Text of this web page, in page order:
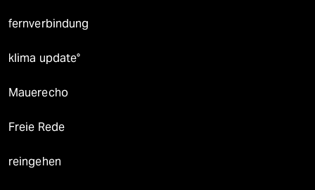
fernverbindung
klima update°
Mauerecho
Freie Rede
reingehen